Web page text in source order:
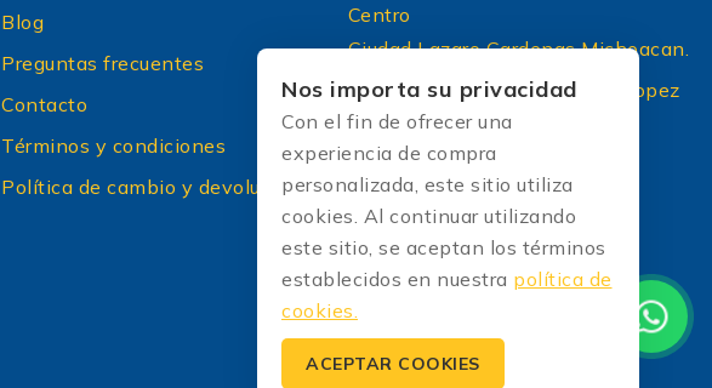
Blog
Preguntas frecuentes
Contacto
Términos y condiciones
Política de cambio y devoluciones
Centro
Ciudad Lazaro Cardenas Michoacan.
Periferico Sur 8 A Principal lopez
portillo colonia: El briseño CP
45236 Zapopan Jalisco
+52 (33) 1604 5032
[Correo protected]
Nos importa su privacidad
Con el fin de ofrecer una
experiencia de compra
personalizada, este sitio utiliza
cookies. Al continuar utilizando
este sitio, se aceptan los términos
establecidos en nuestra política de
cookies.
ACEPTAR COOKIES